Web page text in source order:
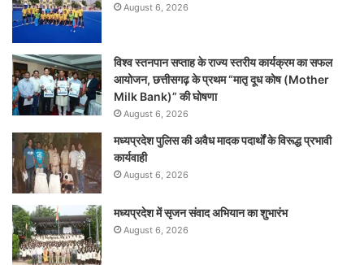
August 6, 2026
विश्व स्तनपान सप्ताह के राज्य स्तरीय कार्यक्रम का सफल
आयोजन, छत्तीसगढ़ के प्रथम “मातृ दूध कोष (Mother
Milk Bank)” की घोषणा
August 6, 2026
मध्यप्रदेश पुलिस की अवैध मादक पदार्थों के विरूद्ध प्रभावी
कार्यवाही
August 6, 2026
मध्यप्रदेश में सृजन संवाद अभियान का शुभारंभ
August 6, 2026